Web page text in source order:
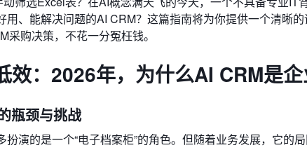
用、能解决问题的AI CRM？这篇指南将为你提供一个清晰
采购决策，不花一分冤枉钱。
效：2026年，为什么AI CRM是企
瓶颈与挑战
演的是一个“电子档案柜”的角色。但随着业务发展，它的局